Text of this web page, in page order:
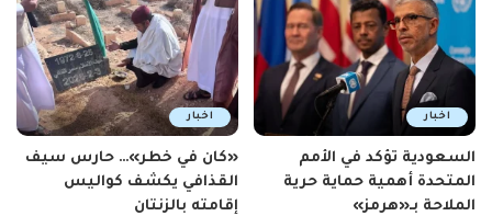
اخبار
السعودية تؤكد في الأمم
المتحدة أهمية حماية حرية
الملاحة بـ«هرمز»
اخبار
«كان في خطر»… حارس سيف
القذافي يكشف كواليس
إقامته بالزنتان